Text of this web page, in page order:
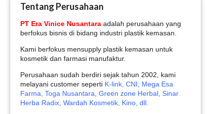
Tentang Perusahaan
PT Era Vinice Nusantara adalah perusahaan yang
berfokus bisnis di bidang industri plastik kemasan.
Kami berfokus mensupply plastik kemasan untuk
kosmetik dan farmasi manufaktur.
Perusahaan sudah berdiri sejak tahun 2002, kami
melayani customer seperti K-link, CNI, Mega Esa
Farma, Toga Nusantara, Green zone Herbal, Sinar
Herba Radix, Wardah Kosmetik, Kino, dll.